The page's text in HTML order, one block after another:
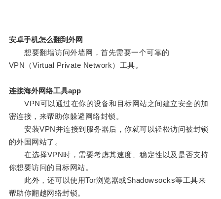
安卓手机怎么翻到外网
想要翻墙访问外墙网，首先需要一个可靠的
VPN（Virtual Private Network）工具。
连接海外网络工具app
VPN可以通过在你的设备和目标网站之间建立安全的加
密连接，来帮助你躲避网络封锁。
安装VPN并连接到服务器后，你就可以轻松访问被封锁
的外国网站了。
在选择VPN时，需要考虑其速度、稳定性以及是否支持
你想要访问的目标网站。
此外，还可以使用Tor浏览器或Shadowsocks等工具来
帮助你翻越网络封锁。